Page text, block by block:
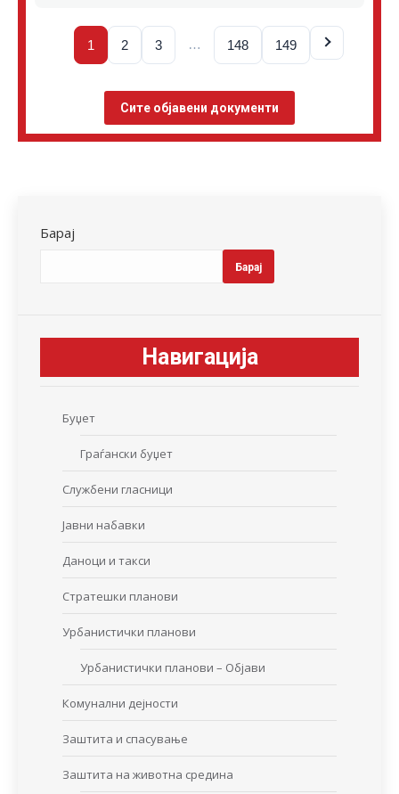
1 2 3 … 148 149
Сите објавени документи
Барај
Барај
Навигација
Буџет
Граѓански буџет
Службени гласници
Јавни набавки
Даноци и такси
Стратешки планови
Урбанистички планови
Урбанистички планови – Објави
Комунални дејности
Заштита и спасување
Заштита на животна средина